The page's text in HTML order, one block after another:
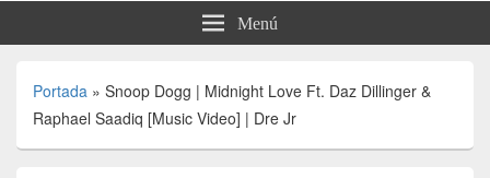
Menú
Portada » Snoop Dogg | Midnight Love Ft. Daz Dillinger &
Raphael Saadiq [Music Video] | Dre Jr